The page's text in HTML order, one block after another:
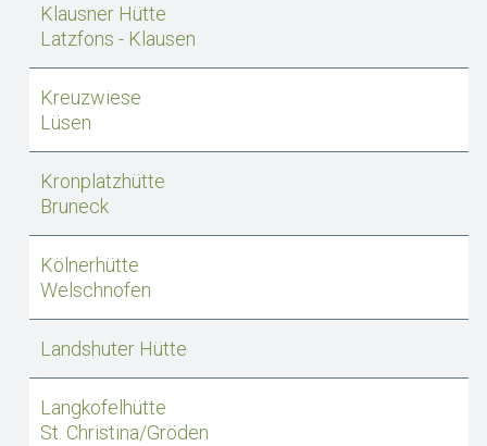
Klausner Hütte
Latzfons - Klausen
Kreuzwiese
Lüsen
Kronplatzhütte
Bruneck
Kölnerhütte
Welschnofen
Landshuter Hütte
Langkofelhütte
St. Christina/Gröden